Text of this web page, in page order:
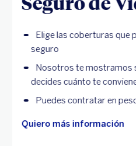
Elige las coberturas que
seguro
Nosotros te mostramos
decides cuánto te
Puedes contratar en
Quiero más información